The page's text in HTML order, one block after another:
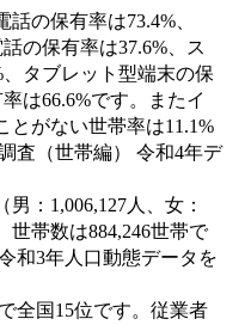
の保有率は73.4%、
の保有率は37.6%、ス
タブレット型端末の保
は66.6%です。またイ
とがない世帯率は11.1%
査（世帯編） 令和4年デ
：1,006,127人、女：
世帯数は884,246世帯で
和3年人口動態データを
全国15位です。従業者